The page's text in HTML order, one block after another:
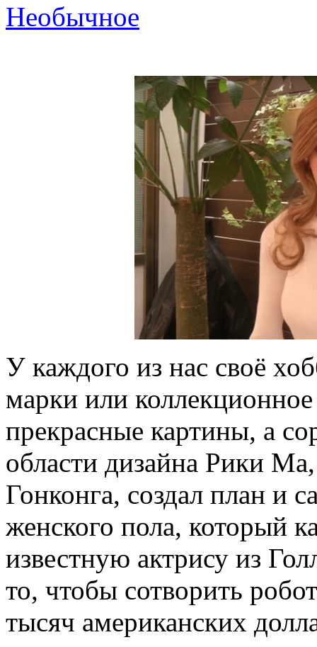
Необычное
У каждого из нас своё
марки или
прекрасные картины, а
области дизайна Рики
Гонконга, создал план и
женского пола, который
известную актрису из
то, чтобы сотворить
тысяч американских